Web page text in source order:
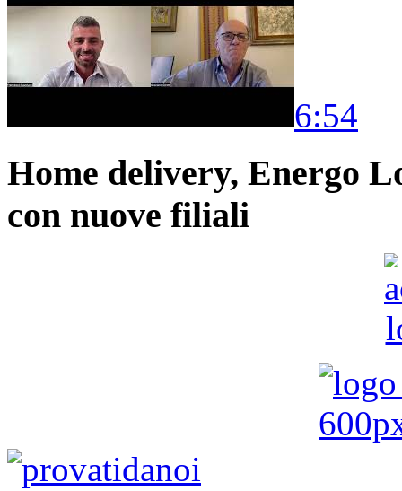
6:54
Home delivery, Energo
con nuove filiali